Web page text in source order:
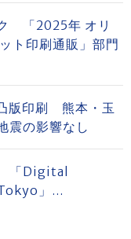
「2025年 オリ
ト印刷通販」部門
版印刷 熊本・玉
震の影響なし
「Digital
」...